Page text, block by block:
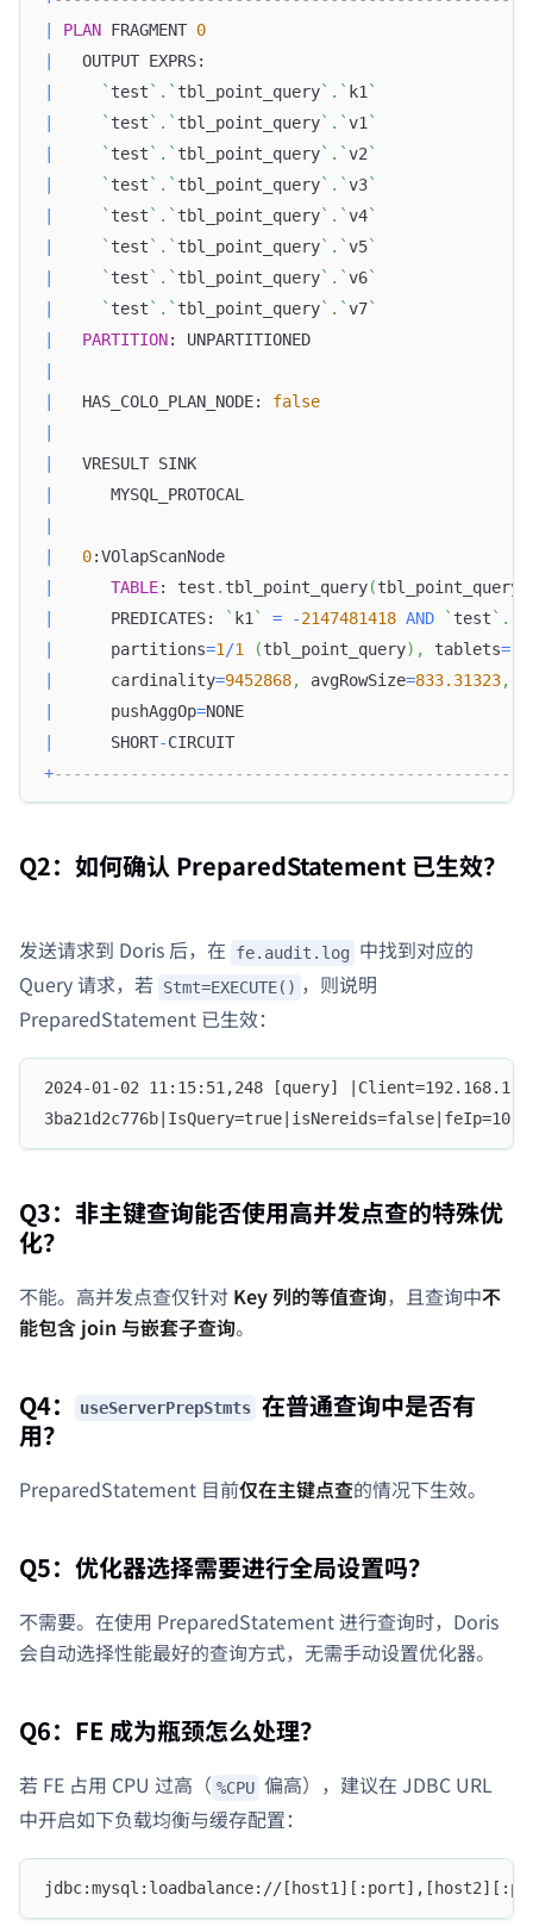
PLAN FRAGMENT 0
` test ` . ` tbl_point_query` . ` k1 `
` test ` . ` tbl_point_query` . `v1 `
` test ` . ` tbl_point_query` . `v2 `
` test ` . ` tbl_point_query` . `v3`
` test ` . ` tbl_point_query` . `v4`
` test ` . ` tbl_point_query` . `v5`
` test ` . ` tbl_point_query` . `v6`
` test ` . ` tbl_point_query` . `v7`
PARTITION:
   HAS_COLO_PLAN_NODE:
false
0
TABLE: test . tbl_point_query(tbl_point_query
      PREDICATES:
` k1 ` = -2147481418 AND ` test ` .
      partitions
=1 /1 (tbl_point_query) , tablets=1
      cardinality
=9452868, avgRowSize=833.31323,
      pushAggOp
=
      SHORT
-
+
Q2：如何确认 PreparedStatement 已生效？
发送请求到 Doris 后，在 fe.audit.log
中找到对应的
Query 请求，若 Stmt=EXECUTE() ，则说明
PreparedStatement 已生效：
2024-01-02 11:15:51,248 [query]
Q3：非主键查询能否使用高并发点查的特殊优
化？
不能。高并发点查仅针对 Key 列的等值查询，且查询中不
能包含 join 与嵌套子查询。
Q4： useServerPrepStmts 在普通查询中是否有
用？
PreparedStatement 目前仅在主键点查的情况下生效。
Q5：优化器选择需要进行全局设置吗？
不需要。在使用 PreparedStatement 进行查询时，Doris
会自动选择性能最好的查询方式，无需手动设置优化器。
Q6：FE 成为瓶颈怎么处理？
若 FE 占用 CPU 过高（ %CPU 偏高），建议在 JDBC URL
中开启如下负载均衡与缓存配置：
jdbc:mysql:loadbalance://